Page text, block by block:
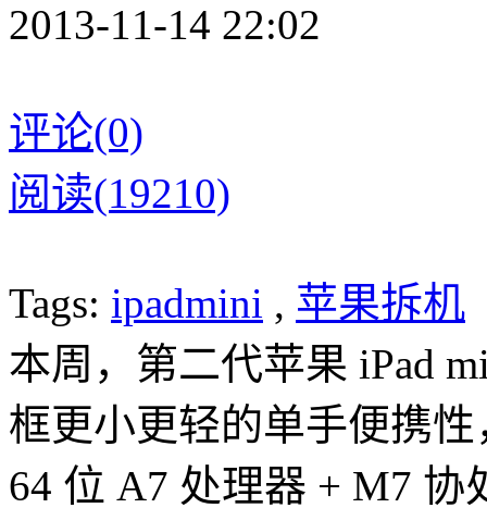
2013-11-14 22:02
评论(0)
阅读(19210)
Tags: ipadmini , 苹果拆机
本周，第二代苹果 iPad
框更小更轻的单手便携
64 位 A7 处理器 + M7 协